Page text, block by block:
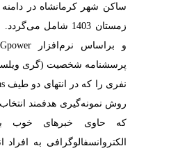
ساکن شهر کرمانشاه در دامنه سنی 20 تا 40 سال در
حجم نمونه
با استفاده از
پرسشنامه شخصیت (گری ویلسون، ۱۹۸۹) دو گروه 36
قرار داشتند، با
سپس یک ویدیو
هنگام ثبت
شده نشان داده